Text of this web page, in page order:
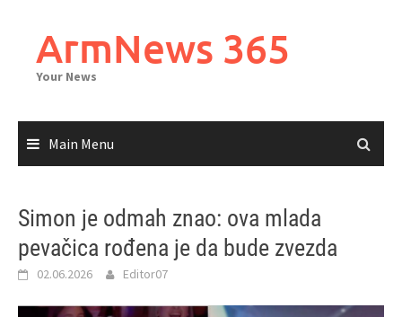
contentArmNews 365
Your News
Main Menu
Simon je odmah znao: ova mlada
pevačica rođena je da bude zvezda
02.06.2026 Editor07